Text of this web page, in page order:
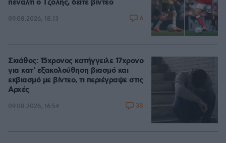
πέναλτι ο Τζόλης, δείτε βίντεο
09.08.2026, 18:13 6
Σκιάθος: 15χρονος κατήγγειλε 17χρονο
για κατ' εξακολούθηση βιασμό και
εκβιασμό με βίντεο, τι περιέγραψε στις
Αρχές
09.08.2026, 16:54 38